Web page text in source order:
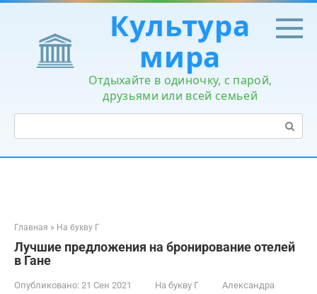
Перейти
контенту
Культура
мира
Отдыхайте в одиночку, с парой,
друзьями или всей семьей
Поиск:
Главная » На букву Г
Лучшие предложения на бронирование отелей
в Гане
Опубликовано: 21 Сен 2021 На букву Г
Александра